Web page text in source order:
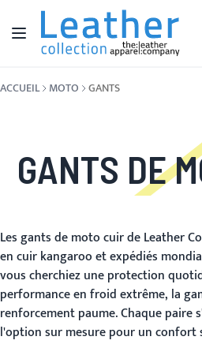
Aller au contenu
Affichage navigation
ACCUEIL MOTO GANTS
GANTS DE
Les gants de moto cuir de Leather
en cuir kangaroo et expédiés
vous cherchiez une protection
performance en froid extrême, la
renforcement paume. Chaque paire
l'option sur mesure pour un confort